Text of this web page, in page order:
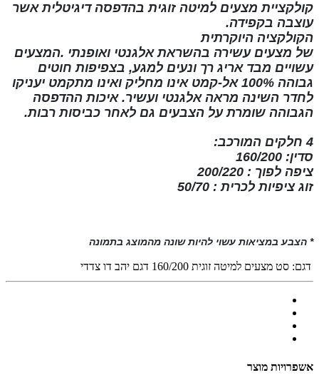
קולקציית מצעים למיטה זוגית בהדפסה דיגיטליתאשר
עוצבה בקפידה.
הקולקציה היוקרתית
של מצעים עשירה בהשראתאלגנטי ואופנתי .המצעים
עשויים מבד אריג רך ונעים למגע, בצפיפות חוטים
גבוהה 100% אל-קמט אינו מחליק ואינו מתקמט יעניקו
לחדר השינה מראה אלגנטי ועשיר. איכות ההדפסה
הגבוהה שומרת על הצבעים גם לאחר כביסות רבות.
4 חלקים המורכב:
סדין: 160/200
ציפה לפוך : 200/220
זוג ציפיות לכרית : 50/70
* הצבע במציאות עשוי להיות שונה מהמוצג בתמונה
דגם: סט מצעים למיטה זוגית 160/200 דגם יהב דו צדדי
אשפרויות מוצר